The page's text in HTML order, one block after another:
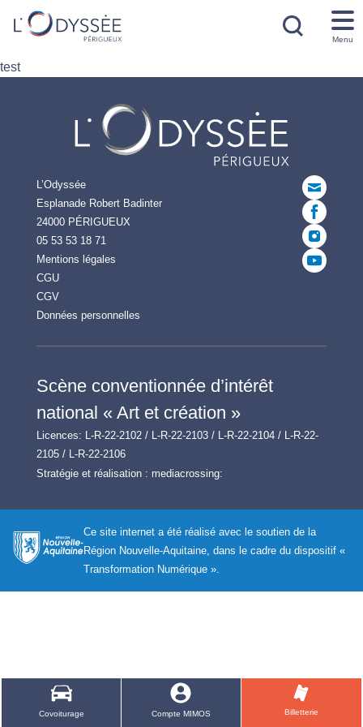
Covoiturage Compte MIMOS Billetterie
Menu
test
L’Odyssée
Esplanade Robert Badinter
24000 PÉRIGUEUX
05 53 53 18 71
Mentions légales
CGU
CGV
Données personnelles
Scène conventionnée d’intérêt
national « Art et création »
Licences: L-R-22-2102 / L-R-22-2103 / L-R-22-2104 / L-R-22-
2105 / L-R-22-2106
Stratégie et réalisation : mediacrossing:
Ce site internet a été réalisé avec le soutien de la
Région Nouvelle-Aquitaine, dans le cadre du dispositif «
Transformation Numérique ».